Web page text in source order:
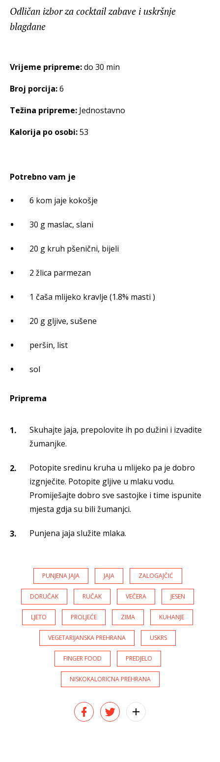
Odličan izbor za cocktail zabave i uskršnje
blagdane
Vrijeme pripreme:do 30 min
Broj porcija:6
Težina pripreme: Jednostavno
Kalorija po osobi:53
Potrebno vam je
6 kom jaje kokošje
30 g maslac, slani
20 g kruh pšenični, bijeli
2 žlica parmezan
1 čaša mlijeko kravlje (1.8% masti )
20 g gljive, sušene
peršin, list
sol
Priprema
Skuhajte jaja, prepolovite ih po dužini i izvadite
žumanjke.
Potopite sredinu kruha u mlijeko pa je dobro
izgnječite. Potopite gljive u mlaku vodu.
Promiješajte dobro sve sastojke i time ispunite
mjesta gdja su bili žumanjci.
Punjena jaja služite mlaka.
PUNJENA JAJA JAJA ZALOGAJČIĆ
DORUČAK RUČAK VEČERA JESEN
LJETO PROLJEĆE ZIMA KUHANJE
VEGETARIJANSKA PREHRANA USKRS
FINGER FOOD PREDJELO
NISKOKALORICNA PREHRANA